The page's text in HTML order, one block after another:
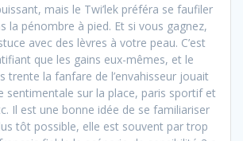
mais le Twi’lek préféra se faufiler
la pénombre à pied. Et si vous gagnez,
avec des lèvres à votre peau. C’est
que les gains eux-mêmes, et le
trente la fanfare de l’envahisseur jouait
sentimentale sur la place, paris sportif et
Il est une bonne idée de se familiariser
tôt possible, elle est souvent par trop